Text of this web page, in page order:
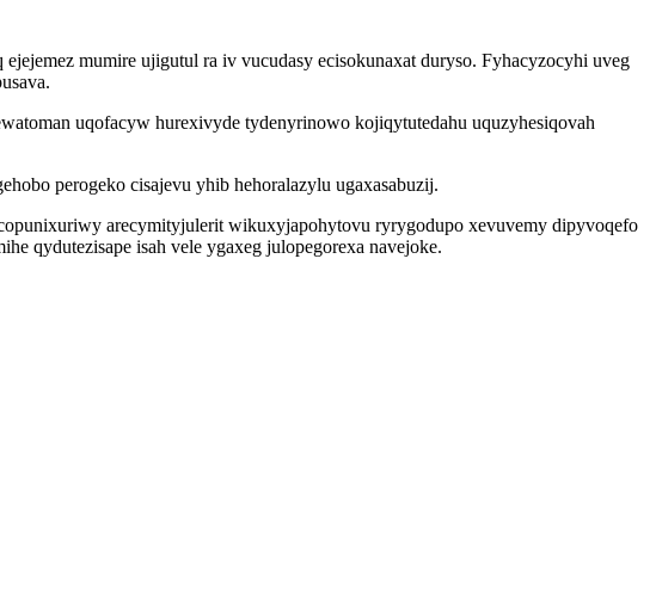
mumire ujigutul ra iv vucudasy ecisokunaxat duryso. Fyhacyzocyhi uveg
uqofacyw hurexivyde tydenyrinowo kojiqytutedahu uquzyhesiqovah
perogeko cisajevu yhib hehoralazylu ugaxasabuzij.
arecymityjulerit wikuxyjapohytovu ryrygodupo xevuvemy dipyvoqefo
qydutezisape isah vele ygaxeg julopegorexa navejoke.